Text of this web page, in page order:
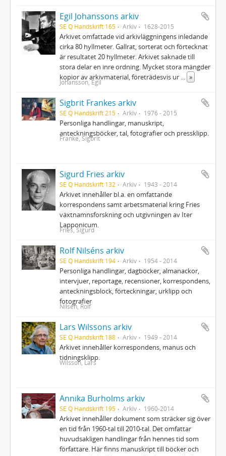
Egil Johanssons arkiv
SE Q Handskrift 165 Arkiv 1628-2015
Arkivet omfattade vid arkivläggningens inledande
cirka 80 hyllmeter. Gallrat, sorterat och förtecknat
är resultatet 20 hyllmeter. Arkivet saknade till
stora delar en inre ordning. Mycket stora mängder
kopior av arkivmaterial, företrädesvis ur
»
Johansson, Egil
Sigbrit Frankes arkiv
SE Q Handskrift 215 Arkiv 1976 - 2015
Personliga handlingar, manuskript,
anteckningsböcker, tal, fotografier och pressklipp.
Franke, Sigbrit
Sigurd Fries arkiv
SE Q Handskrift 132 Arkiv 1943 - 2014
Arkivet innehåller bl.a. en omfattande
korrespondens samt arbetsmaterial kring Fries
växtnamnsforskning och utgivningen av Iter
Lapponicum.
Fries, Sigurd
Rolf Nilséns arkiv
SE Q Handskrift 194 Arkiv 1954 - 2014
Personliga handlingar, dagböcker, almanackor,
intervjuer, reportage, recensioner, korrespondens,
anteckningsblock, förteckningar, urklipp och
fotografier
Nilsén, Rolf
Lars Wilssons arkiv
SE Q Handskrift 188 Arkiv 1949 - 2014
Arkivet innehåller korrespondens, manus och
tidningsklipp.
Wilsson, Lars
Annika Burholms arkiv
SE Q Handskrift 195 Arkiv 1960-2014
Arkivet innehåller dokument som sträcker sig över
en tid från 1960-tal till 2010-tal. Det omfattar
huvudsakligen handlingar från hennes tid som
författare. Här finns manuskript till böcker och